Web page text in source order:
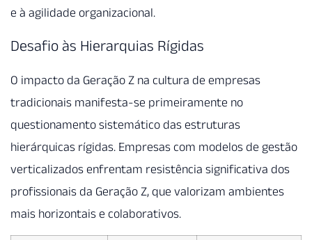
e à agilidade organizacional.
Desafio às Hierarquias Rígidas
O impacto da Geração Z na cultura de empresas
tradicionais manifesta-se primeiramente no
questionamento sistemático das estruturas
hierárquicas rígidas. Empresas com modelos de gestão
verticalizados enfrentam resistência significativa dos
profissionais da Geração Z, que valorizam ambientes
mais horizontais e colaborativos.